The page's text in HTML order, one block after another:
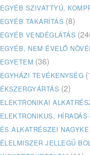
EGYÉB SZIVATTYÚ,
EGYÉB TAKARÍTÁS (8)
EGYÉB VENDÉGLÁTÁS
EGYÉB, NEM ÉVELŐ
EGYETEM (36)
EGYHÁZI TEVÉKENYSÉG
ÉKSZERGYÁRTÁS (2)
ELEKTRONIKAI
ELEKTRONIKUS,
ÉS ALKATRÉSZEI NAGYKE
ÉLELMISZER JELLEGŰ